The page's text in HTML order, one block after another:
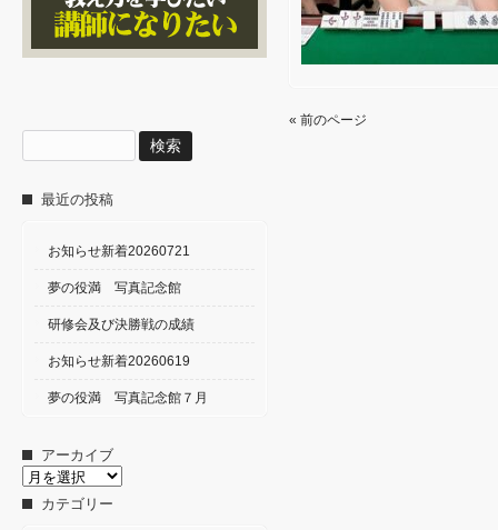
« 前のページ
索:
最近の投稿
お知らせ新着20260721
夢の役満 写真記念館
研修会及び決勝戦の成績
お知らせ新着20260619
夢の役満 写真記念館７月
アーカイブ
ア
カテゴリー